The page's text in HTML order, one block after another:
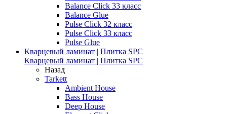
Balance Click 33 класс
Balance Glue
Pulse Click 32 класс
Pulse Click 33 класс
Pulse Glue
Кварцевый ламинат | Плитка SPC
Кварцевый ламинат | Плитка SPC
Назад
Tarkett
Ambient House
Bass House
Deep House